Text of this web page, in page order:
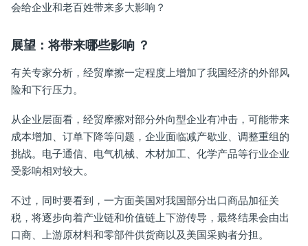
会给企业和老百姓带来多大影响？
展望：将带来哪些影响 ？
有关专家分析，经贸摩擦一定程度上增加了我国经济的外部风
险和下行压力。
从企业层面看，经贸摩擦对部分外向型企业有冲击，可能带来
成本增加、订单下降等问题，企业面临减产歇业、调整重组的
挑战。电子通信、电气机械、木材加工、化学产品等行业企业
受影响相对较大。
不过，同时要看到，一方面美国对我国部分出口商品加征关
税，将逐步向着产业链和价值链上下游传导，最终结果会由出
口商、上游原材料和零部件供货商以及美国采购者分担。